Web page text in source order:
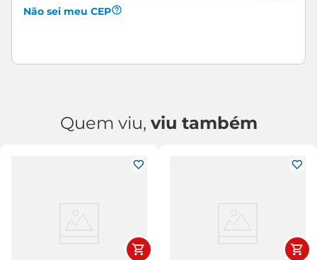
Não sei meu CEP
Quem viu, viu também